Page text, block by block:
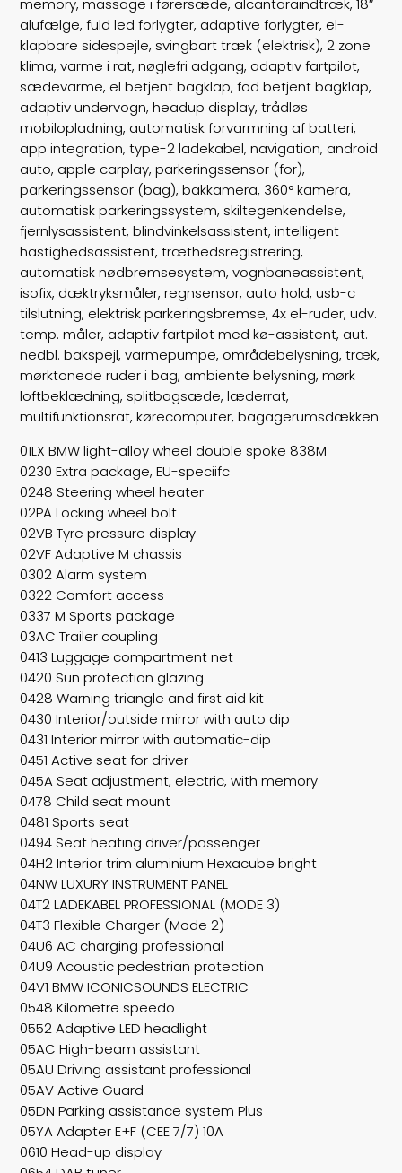
Airbags 6
Vægt 1800
Døre 5
Farve Hvid
memory, massage i førersæde, alcantaraindtræk, 18″
alufælge, fuld led forlygter, adaptive forlygter, el-
klapbare sidespejle, svingbart træk (elektrisk), 2 zone
klima, varme i rat, nøglefri adgang, adaptiv fartpilot,
sædevarme, el betjent bagklap, fod betjent bagklap,
adaptiv undervogn, headup display, trådløs
mobilopladning, automatisk forvarmning af batteri,
app integration, type-2 ladekabel, navigation, android
auto, apple carplay, parkeringssensor (for),
parkeringssensor (bag), bakkamera, 360° kamera,
automatisk parkeringssystem, skiltegenkendelse,
fjernlysassistent, blindvinkelsassistent, intelligent
hastighedsassistent, træthedsregistrering,
automatisk nødbremsesystem, vognbaneassistent,
isofix, dæktryksmåler, regnsensor, auto hold, usb-c
tilslutning, elektrisk parkeringsbremse, 4x el-ruder, udv.
temp. måler, adaptiv fartpilot med kø-assistent, aut.
nedbl. bakspejl, varmepumpe, områdebelysning, træk,
mørktonede ruder i bag, ambiente belysning, mørk
loftbeklædning, splitbagsæde, læderrat,
multifunktionsrat, kørecomputer, bagagerumsdækken
01LX BMW light-alloy wheel double spoke 838M
0230 Extra package, EU-speciifc
0248 Steering wheel heater
02PA Locking wheel bolt
02VB Tyre pressure display
02VF Adaptive M chassis
0302 Alarm system
0322 Comfort access
0337 M Sports package
03AC Trailer coupling
0413 Luggage compartment net
0420 Sun protection glazing
0428 Warning triangle and first aid kit
0430 Interior/outside mirror with auto dip
0431 Interior mirror with automatic-dip
0451 Active seat for driver
045A Seat adjustment, electric, with memory
0478 Child seat mount
0481 Sports seat
0494 Seat heating driver/passenger
04H2 Interior trim aluminium Hexacube bright
04NW LUXURY INSTRUMENT PANEL
04T2 LADEKABEL PROFESSIONAL (MODE 3)
04T3 Flexible Charger (Mode 2)
04U6 AC charging professional
04U9 Acoustic pedestrian protection
04V1 BMW ICONICSOUNDS ELECTRIC
0548 Kilometre speedo
0552 Adaptive LED headlight
05AC High-beam assistant
05AU Driving assistant professional
05AV Active Guard
05DN Parking assistance system Plus
05YA Adapter E+F (CEE 7/7) 10A
0610 Head-up display